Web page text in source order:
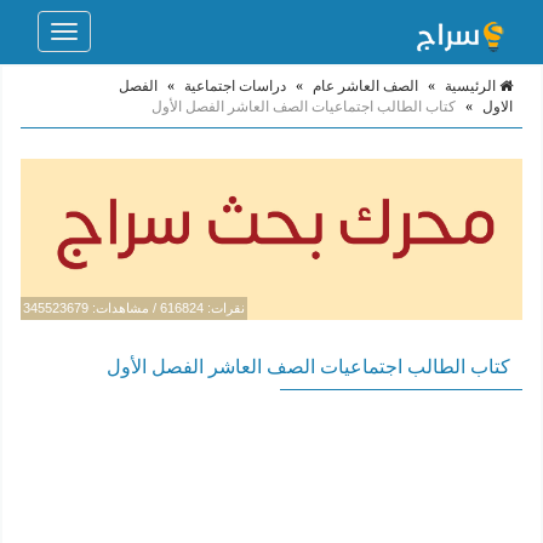
Toggle
الرئيسية » الصف العاشر عام » دراسات اجتماعية »
الفصل
الاول » كتاب الطالب اجتماعيات الصف العاشر الفصل الأول
نقرات: 616824 / مشاهدات: 345523679
كتاب الطالب اجتماعيات الصف العاشر الفصل الأول